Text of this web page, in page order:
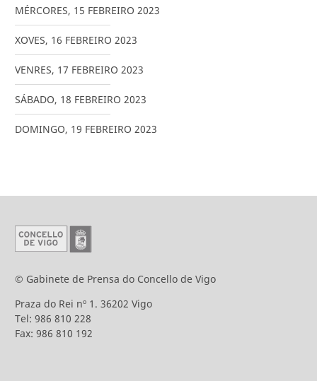
MÉRCORES, 15 FEBREIRO 2023
XOVES, 16 FEBREIRO 2023
VENRES, 17 FEBREIRO 2023
SÁBADO, 18 FEBREIRO 2023
DOMINGO, 19 FEBREIRO 2023
© Gabinete de Prensa do Concello de Vigo
Praza do Rei nº 1. 36202 Vigo
Tel: 986 810 228
Fax: 986 810 192